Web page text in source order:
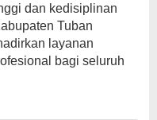
dan kedisiplinan
Tuban
layanan
bagi seluruh